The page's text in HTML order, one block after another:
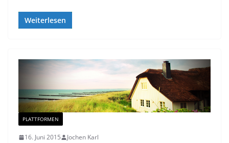
Weiterlesen
PLATTFORMEN
16. Juni 2015 Jochen Karl